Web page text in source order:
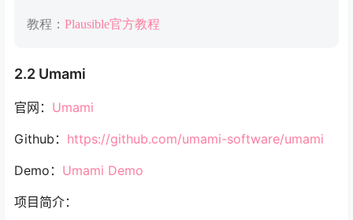
教程： Plausible官方教程
2.2 Umami
官网： Umami
Github： https://github.com/umami-software/umami
Demo： Umami Demo
项目简介：